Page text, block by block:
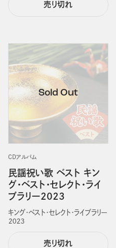
売り切れ
CDアルバム
民謡祝い歌 ベスト キン
グ・ベスト・セレクト・ライ
ブラリー2023
キング・ベスト・セレクト・ライブラリー
２０２３
売り切れ